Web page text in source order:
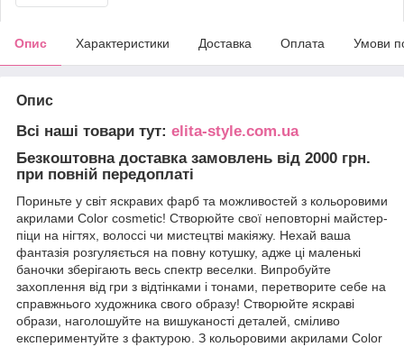
Опис Характеристики Доставка Оплата Умови
Опис
Всі наші товари тут: elita-style.com.ua
Безкоштовна доставка замовлень від 2000 грн.
при повній передоплаті
Пориньте у світ яскравих фарб та можливостей з кольоровими
акрилами Color cosmetic! Створюйте свої неповторні майстер-
піци на нігтях, волоссі чи мистецтві макіяжу. Нехай ваша
фантазія розгуляється на повну котушку, адже ці маленькі
баночки зберігають весь спектр веселки. Випробуйте
захоплення від гри з відтінками і тонами, перетворите себе на
справжнього художника свого образу! Створюйте яскраві
образи, наголошуйте на вишуканості деталей, сміливо
експериментуйте з фактурою. З кольоровими акрилами Color